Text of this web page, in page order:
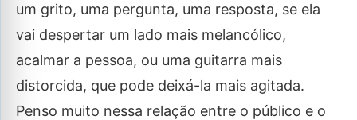
um grito, uma pergunta, uma resposta, se ela
vai despertar um lado mais melancólico,
acalmar a pessoa, ou uma guitarra mais
distorcida, que pode deixá-la mais agitada.
Penso muito nessa relação entre o público e o